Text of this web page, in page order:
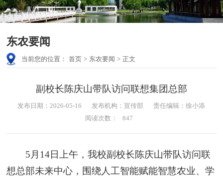
东农要闻
当前您的位置： 首页 > 东农要闻 > 正文
副校长陈庆山带队访问联想集团总部
发布日期：2026-05-16 发布机构：宣传部
责任编辑：徐小添
阅读次数：
847
5月14日上午，我校副校长陈庆山带队访问联
想总部未来中心，围绕人工智能赋能智慧农业、学